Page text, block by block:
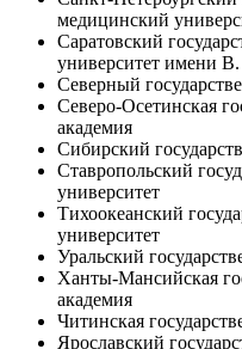
медицинский
Саратовский
университет имени
Северный
Северо-Осетинская
академия
Сибирский
Ставропольский
университет
Тихоокеанский
университет
Уральский
Ханты-Мансийская
академия
Читинская
Ярославский